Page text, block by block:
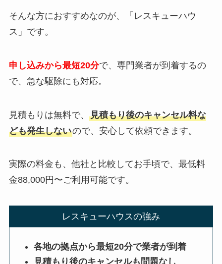
そんな方におすすめなのが、「レスキューハウ
ス」です。
申し込みから最短20分で、専門業者が到着するの
で、急な駆除にも対応。
見積もりは無料で、 見積もり後のキャンセル料な
ども発生しないので、安心して依頼できます。
実際の料金も、他社と比較してお手頃で、最低料
金88,000円〜ご利用可能です。
レスキューハウスの強み
各地の拠点から最短20分で業者が到着
見積もり後のキャンセルも問題なし